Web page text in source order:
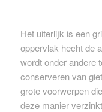
Het uiterlijk is een
oppervlak hecht de
wordt onder andere
conserveren van
grote voorwerpen
deze manier